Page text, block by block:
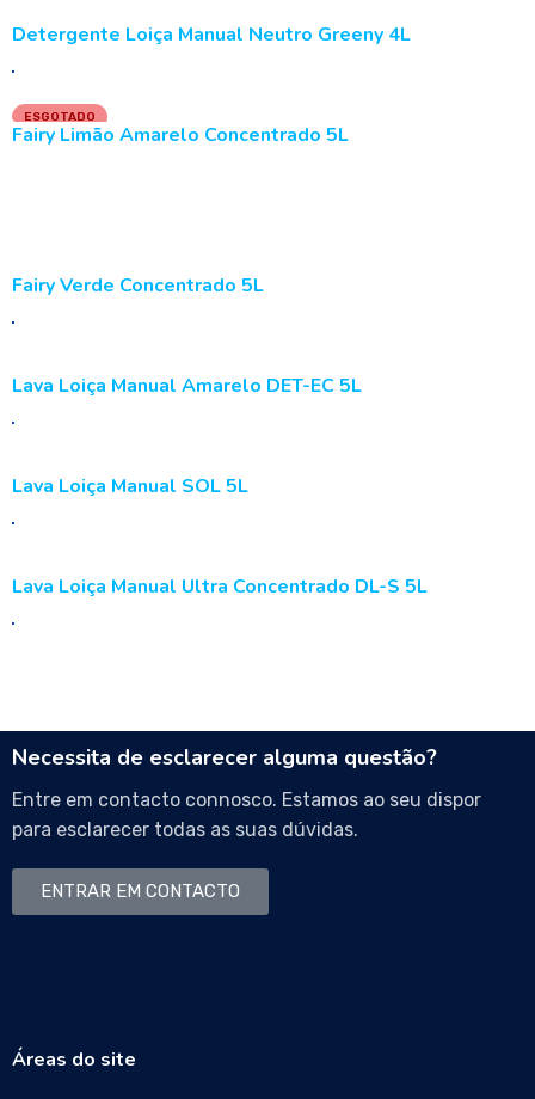
Detergente Loiça Manual Neutro Greeny 4L
ESGOTADO
Fairy Limão Amarelo Concentrado 5L
Fairy Verde Concentrado 5L
Lava Loiça Manual Amarelo DET-EC 5L
Lava Loiça Manual SOL 5L
Lava Loiça Manual Ultra Concentrado DL-S 5L
Necessita de esclarecer alguma questão?
Entre em contacto connosco. Estamos ao seu dispor
para esclarecer todas as suas dúvidas.
ENTRAR EM CONTACTO
Áreas do site